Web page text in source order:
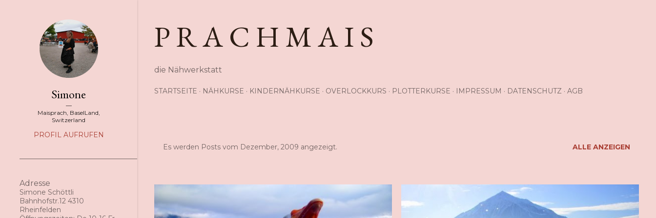
P R A C H M A I S
die Nähwerkstatt
STARTSEITE NÄHKURSE KINDERNÄHKURSE OVERLOCKKURS PLOTTERKURSE IMPRESSUM DATENSCHUTZ AGB
s
t
Es werden Posts vom Dezember, 2009 angezeigt. ALLE ANZEIGEN
Simone
Maisprach, BaselLand,
Switzerland
PROFIL AUFRUFEN
Adresse
Simone Schöttli
Bahnhofstr.12 4310
Rheinfelden